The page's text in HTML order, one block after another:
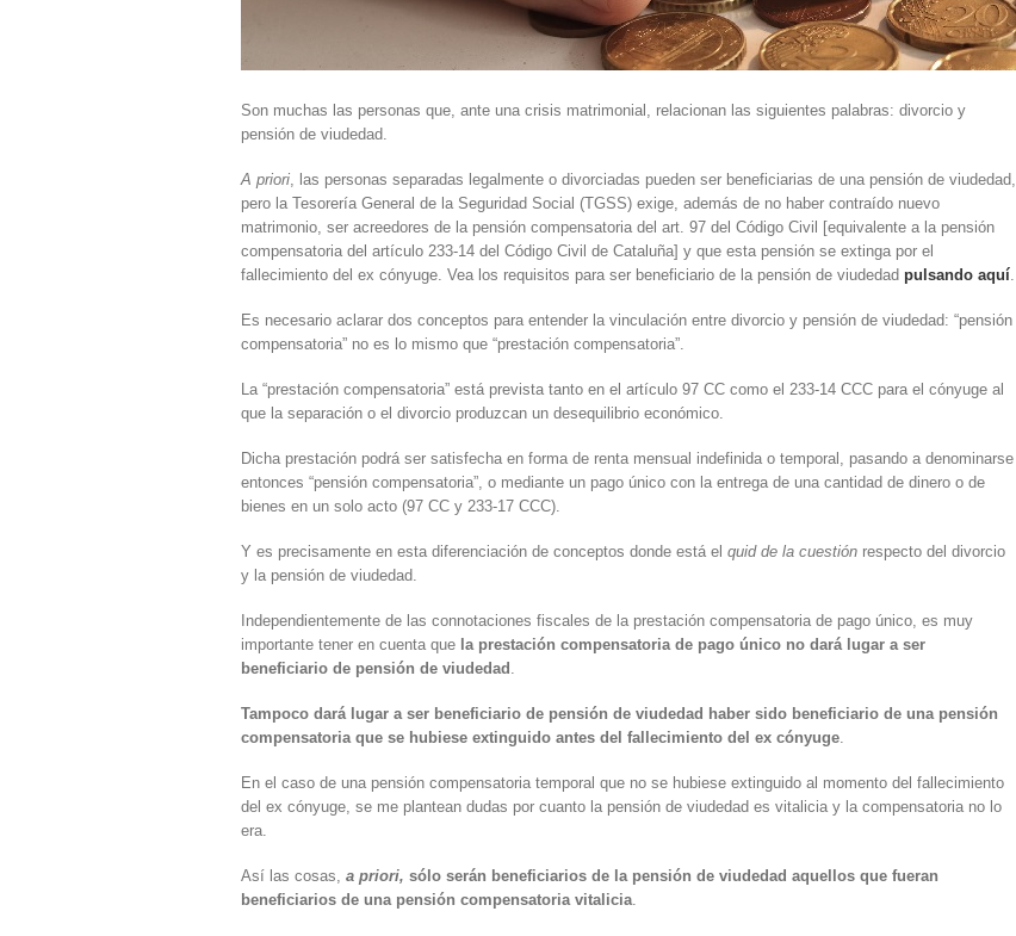
Son muchas las personas que, ante una crisis matrimonial, relacionan las siguientes palabras: divorcio y
pensión de viudedad.
A priori, las personas separadas legalmente o divorciadas pueden ser beneficiarias de una pensión de viudedad,
pero la Tesorería General de la Seguridad Social (TGSS) exige, además de no haber contraído nuevo
matrimonio, ser acreedores de la pensión compensatoria del art. 97 del Código Civil [equivalente a la pensión
compensatoria del artículo 233-14 del Código Civil de Cataluña] y que esta pensión se extinga por el
fallecimiento del ex cónyuge. Vea los requisitos para ser beneficiario de la pensión de viudedad pulsando aquí.
Es necesario aclarar dos conceptos para entender la vinculación entre divorcio y pensión de viudedad: “pensión
compensatoria” no es lo mismo que “prestación compensatoria”.
La “prestación compensatoria” está prevista tanto en el artículo 97 CC como el 233-14 CCC para el cónyuge al
que la separación o el divorcio produzcan un desequilibrio económico.
Dicha prestación podrá ser satisfecha en forma de renta mensual indefinida o temporal, pasando a denominarse
entonces “pensión compensatoria”, o mediante un pago único con la entrega de una cantidad de dinero o de
bienes en un solo acto (97 CC y 233-17 CCC).
Y es precisamente en esta diferenciación de conceptos donde está el quid de la cuestión respecto del divorcio
y la pensión de viudedad.
Independientemente de las connotaciones fiscales de la prestación compensatoria de pago único, es muy
importante tener en cuenta que la prestación compensatoria de pago único no dará lugar a ser
beneficiario de pensión de viudedad .
Tampoco dará lugar a ser beneficiario de pensión de viudedad haber sido beneficiario de una pensión
compensatoria que se hubiese extinguido antes del fallecimiento del ex cónyuge.
En el caso de una pensión compensatoria temporal que no se hubiese extinguido al momento del fallecimiento
del ex cónyuge, se me plantean dudas por cuanto la pensión de viudedad es vitalicia y la compensatoria no lo
era.
Así las cosas, a priori, sólo serán beneficiarios de la pensión de viudedad aquellos que fueran
beneficiarios de una pensión compensatoria vitalicia.